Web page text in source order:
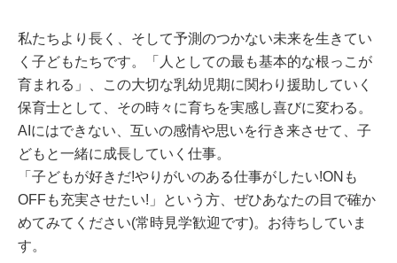
園
私たちより長く、そして予測のつかない未来を生きてい
く子どもたちです。「人としての最も基本的な根っこが
育まれる」、この大切な乳幼児期に関わり援助していく
保育士として、その時々に育ちを実感し喜びに変わる。
AIにはできない、互いの感情や思いを行き来させて、子
どもと一緒に成長していく仕事。
「子どもが好きだ!やりがいのある仕事がしたい!ONも
OFFも充実させたい!」という方、ぜひあなたの目で確か
めてみてください(常時見学歓迎です)。お待ちしていま
す。